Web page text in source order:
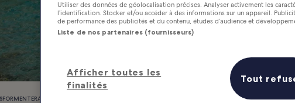
FORMENTERA : HÔTELS
Utiliser des données de géolocalisation précises. Analyser activement les
l’identification. Stocker et/ou accéder à des informations sur un appareil.
de performance des publicités et du contenu, études d’audience et
Liste de nos partenaires (fournisseurs)
Afficher toutes les
finalités
Tout